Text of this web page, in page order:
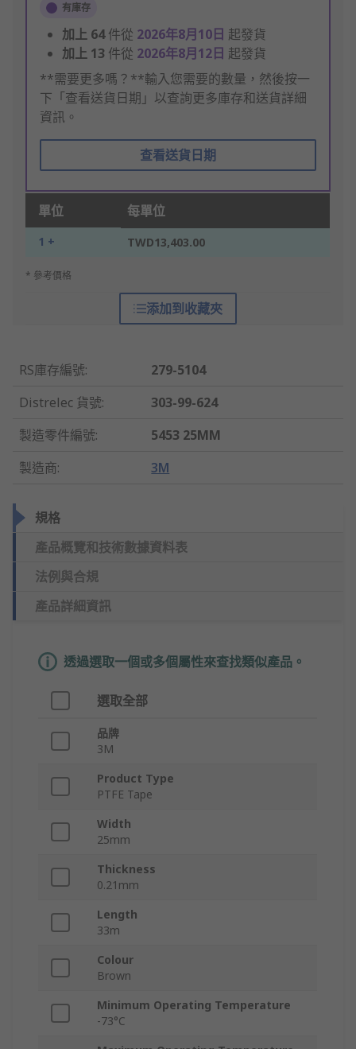
有庫存
加上 64件從 2026年8月10日 起發貨
加上 13 件從 2026年8月12日 起發貨
**需要更多嗎？**輸入您需要的數量，然後按一
下「查看送貨日期」以查詢更多庫存和送貨詳細
資訊。
查看送貨日期
單位 每單位
1 + TWD13,403.00
* 參考價格
添加到收藏夾
RS庫存編號:
279-5104
Distrelec 貨號:
303-99-624
製造零件編號:
5453 25MM
製造商: 3M
規格
產品概覽和技術數據資料表
法例與合規
產品詳細資訊
透過選取一個或多個屬性來查找類似產品。
選取全部
品牌
3M
Product Type
PTFE Tape
Width
25mm
Thickness
0.21mm
Length
33m
Colour
Brown
Minimum Operating Temperature
-73°C